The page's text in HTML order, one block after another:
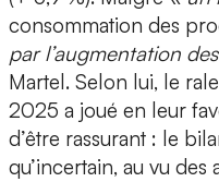
consommation des
par l’augmentation
Martel. Selon lui, le
2025 a joué en leur
d’être rassurant : le
qu’incertain, au vu